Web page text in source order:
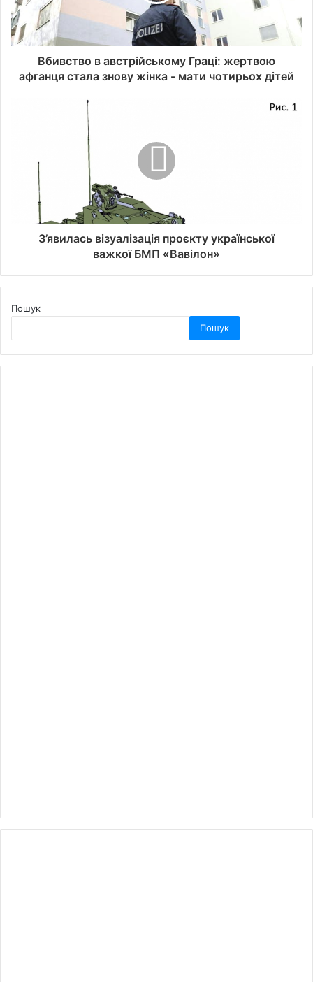
Вбивство в австрійському Граці: жертвою
афганця стала знову жінка - мати чотирьох дітей
З’явилась візуалізація проєкту української
важкої БМП «Вавілон»
Пошук
Пошук